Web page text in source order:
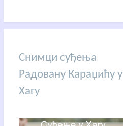
Снимци суђења
Радовану Караџићу у
Хагу